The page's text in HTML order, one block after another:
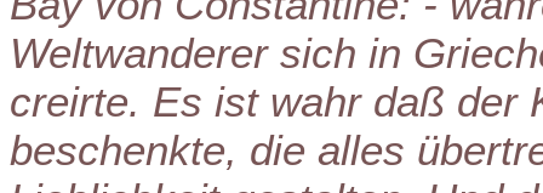
Weltwanderer sich in
creirte. Es ist wahr daß der
beschenkte, die alles